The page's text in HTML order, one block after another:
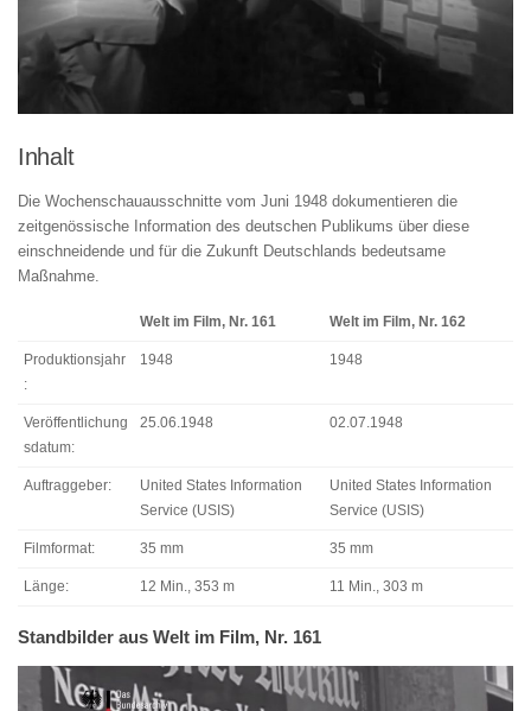
Inhalt
Die Wochenschauausschnitte vom Juni 1948 dokumentieren die
zeitgenössische Information des deutschen Publikums über diese
einschneidende und für die Zukunft Deutschlands bedeutsame
Maßnahme.
Welt im Film, Nr. 161 Welt im Film, Nr. 162
Produktionsjahr
:
1948 1948
Veröffentlichung
sdatum:
25.06.1948 02.07.1948
Auftraggeber:
United States Information
Service (USIS)
United States Information
Service (USIS)
Filmformat: 35 mm 35 mm
Länge: 12 Min., 353 m 11 Min., 303 m
Standbilder aus Welt im Film, Nr. 161